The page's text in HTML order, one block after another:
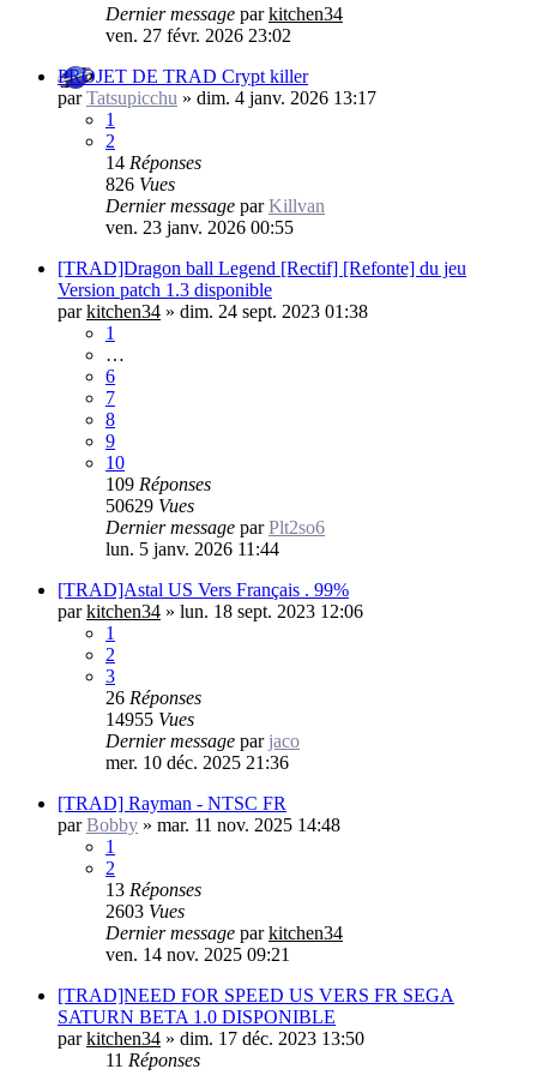
Dernier message parkitchen34
ven. 27 févr. 2026 23:02
PROJET DE TRAD Crypt killer
parTatsupicchu » dim. 4 janv. 2026 13:17
1
2
14 Réponses
826 Vues
Dernier message parKillvan
ven. 23 janv. 2026 00:55
[TRAD]Dragon ball Legend [Rectif] [Refonte] du jeu
Version patch 1.3 disponible
parkitchen34 » dim. 24 sept. 2023 01:38
1
…
6
7
8
9
10
109 Réponses
50629 Vues
Dernier message parPlt2so6
lun. 5 janv. 2026 11:44
[TRAD]Astal US Vers Français . 99%
parkitchen34 » lun. 18 sept. 2023 12:06
1
2
3
26 Réponses
14955 Vues
Dernier message par jaco
mer. 10 déc. 2025 21:36
[TRAD] Rayman - NTSC FR
parBobby » mar. 11 nov. 2025 14:48
1
2
13 Réponses
2603 Vues
Dernier message parkitchen34
ven. 14 nov. 2025 09:21
[TRAD]NEED FOR SPEED US VERS FR SEGA
SATURN BETA 1.0 DISPONIBLE
parkitchen34 » dim. 17 déc. 2023 13:50
11 Réponses